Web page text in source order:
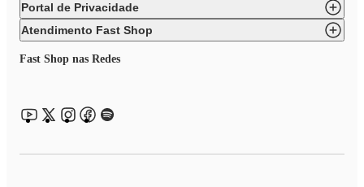
Portal de Privacidade
Atendimento Fast Shop
Fast Shop nas Redes